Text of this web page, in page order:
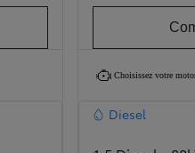
Choisissez votre
Diesel